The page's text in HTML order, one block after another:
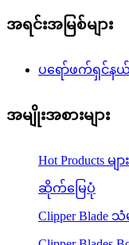
အရင်းအမြစ်များ
ပရော်ဖက်ရှင်န
အမျိုးအစားများ
Hot Products များ
ဆိုက်မြေပုံ
Clipper Blade